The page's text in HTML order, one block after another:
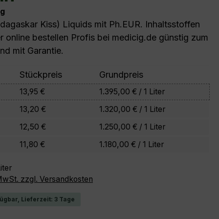
Kiss) Liquids mit Ph.EUR. Inhaltsstoffen
online bestellen Profis bei medicig.de günstig zum
mit Garantie.
Stückpreis Grundpreis
13,95 €
1.395,00 € / 1 Liter
13,20 €
1.320,00 € / 1 Liter
12,50 €
1.250,00 € / 1 Liter
11,80 € 1.180,00 € / 1 Liter
zzgl. Versandkosten
Lieferzeit: 3 Tage